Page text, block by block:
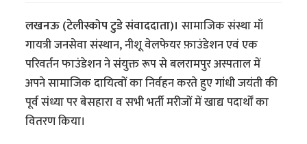
लखनऊ (टेलीस्कोप टुडे संवाददाता)। सामाजिक संस्था माँ
गायत्री जनसेवा संस्थान, नीशू वेलफेयर फ़ाउंडेशन एवं एक
परिवर्तन फाउंडेशन ने संयुक्त रूप से बलरामपुर अस्पताल में
अपने सामाजिक दायित्वों का निर्वहन करते हुए गांधी जयंती की
पूर्व संध्या पर बेसहारा व सभी भर्ती मरीजों में खाद्य पदार्थों का
वितरण किया।